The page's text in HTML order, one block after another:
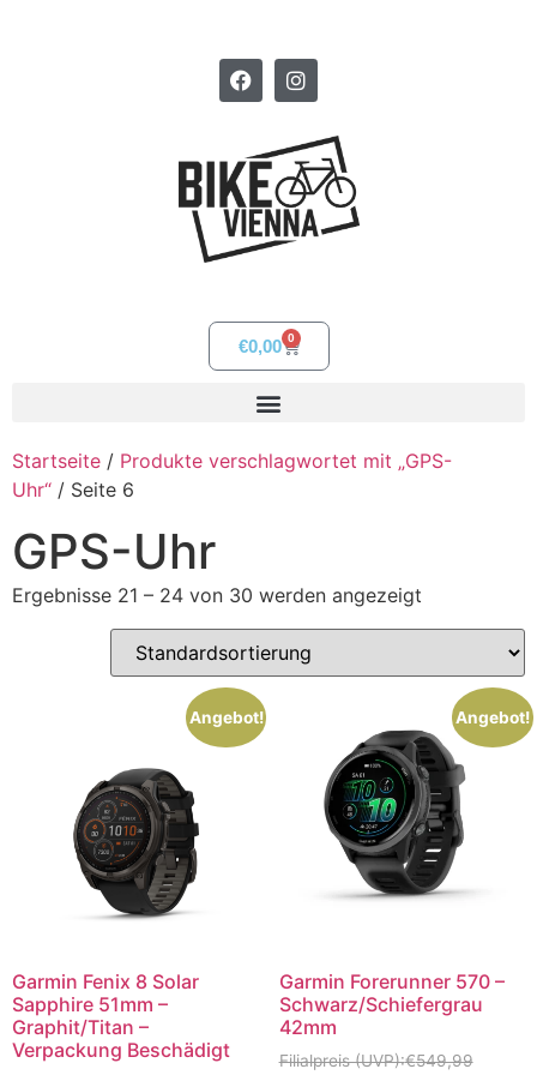
€0,00 0
Startseite / Produkte verschlagwortet mit „GPS-
Uhr“ / Seite 6
GPS-Uhr
Ergebnisse 21 – 24 von 30 werden angezeigt
Angebot!
Garmin Fenix 8 Solar
Sapphire 51mm –
Graphit/Titan –
Verpackung Beschädigt
Angebot!
Garmin Forerunner 570 –
Schwarz/Schiefergrau
42mm
€549,99